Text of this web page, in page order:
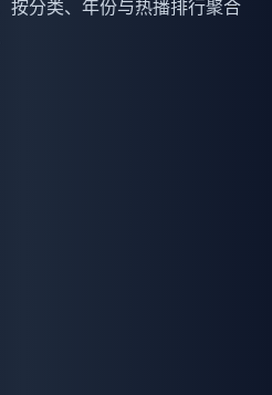
按分类、年份与热播排行聚合